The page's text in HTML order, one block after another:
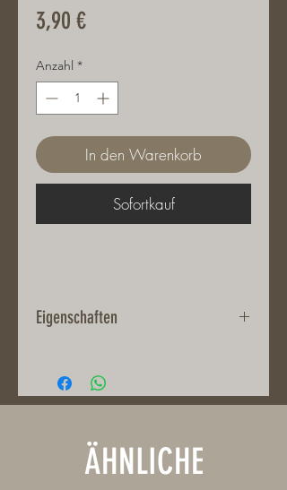
3,90 €Preis
Anzahl *
In den Warenkorb
Sofortkauf
Eigenschaften
Höhe: 6,5 cm
Spülmaschinenfest und
ÄHNLICHE